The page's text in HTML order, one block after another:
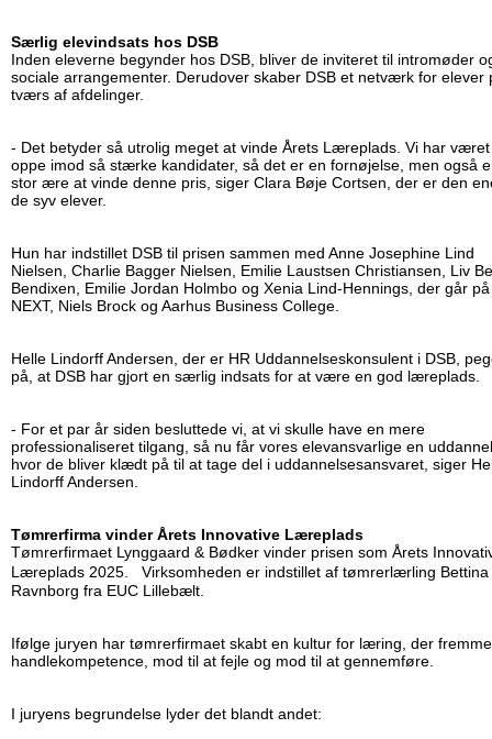
Særlig elevindsats hos DSB
Inden eleverne begynder hos DSB, bliver de inviteret til intromøder
sociale arrangementer. Derudover skaber DSB et netværk for elever
tværs af afdelinger.
- Det betyder så utrolig meget at vinde Årets Læreplads. Vi har været
oppe imod så stærke kandidater, så det er en fornøjelse, men også
stor ære at vinde denne pris, siger Clara Bøje Cortsen, der er den
de syv elever.
Hun har indstillet DSB til prisen sammen med Anne Josephine Lind
Nielsen, Charlie Bagger Nielsen, Emilie Laustsen Christiansen, Liv
Bendixen, Emilie Jordan Holmbo og Xenia Lind-Hennings, der går på
NEXT, Niels Brock og Aarhus Business College.
Helle Lindorff Andersen, der er HR Uddannelseskonsulent i DSB,
på, at DSB har gjort en særlig indsats for at være en god læreplads.
- For et par år siden besluttede vi, at vi skulle have en mere
professionaliseret tilgang, så nu får vores elevansvarlige en
hvor de bliver klædt på til at tage del i uddannelsesansvaret, siger
Lindorff Andersen.
Tømrerfirma vinder Årets Innovative Læreplads
Tømrerfirmaet Lynggaard & Bødker vinder prisen som Årets
Læreplads 2025. Virksomheden er indstillet af tømrerlærling Bettina
Ravnborg fra EUC Lillebælt.
Ifølge juryen har tømrerfirmaet skabt en kultur for læring, der
handlekompetence, mod til at fejle og mod til at gennemføre.
I juryens begrundelse lyder det blandt andet: